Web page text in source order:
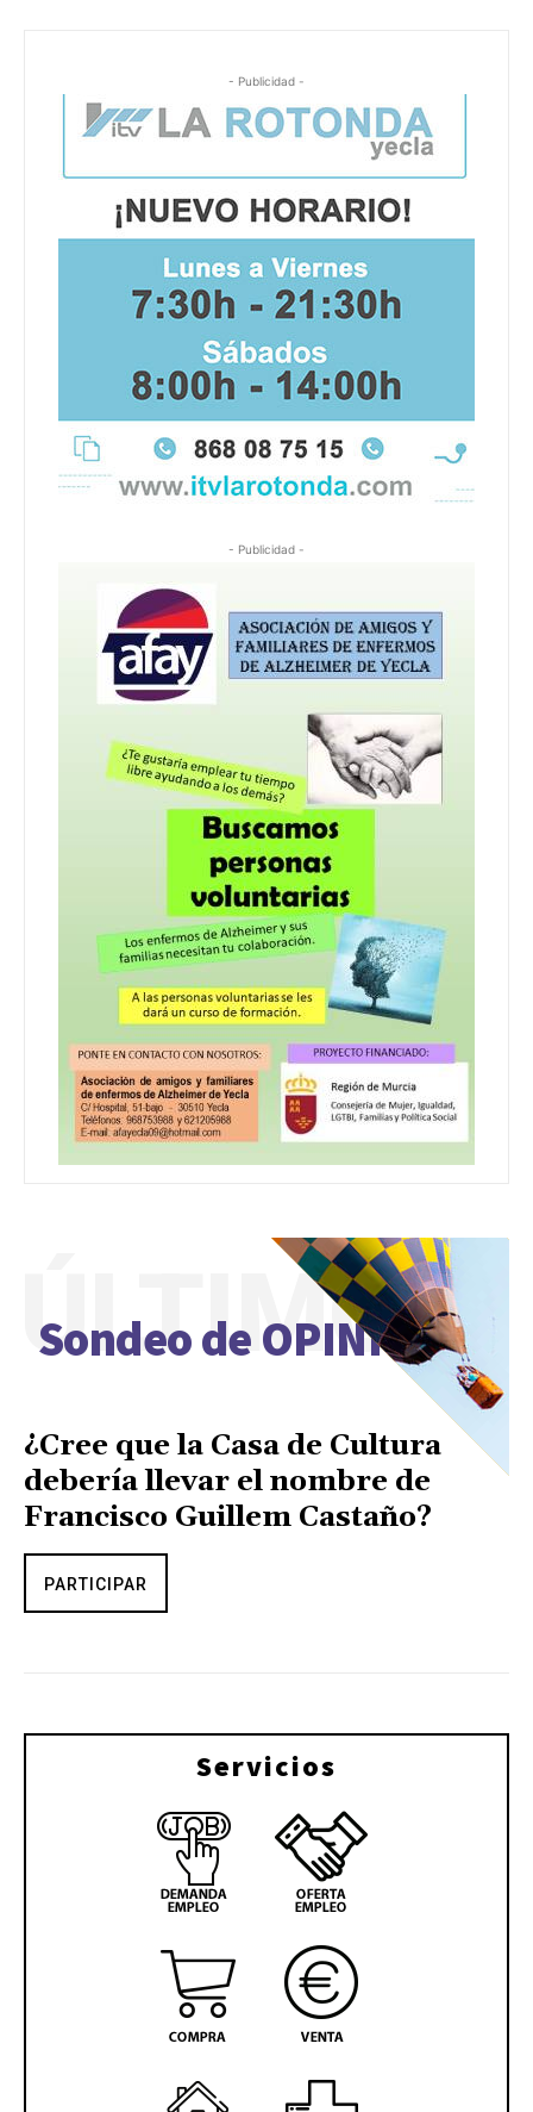
- Publicidad -
- Publicidad -
Sondeo de OPINIÓN
ÚLTIMO
¿Cree que la Casa de Cultura
debería llevar el nombre de
Francisco Guillem Castaño?
PARTICIPAR
Servicios